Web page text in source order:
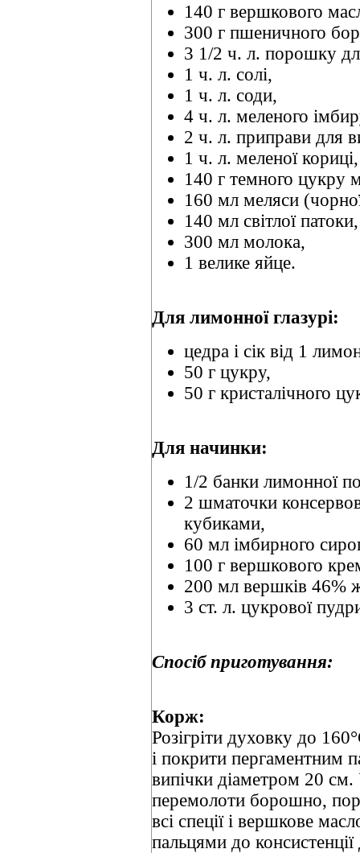
140 г вершкового
300 г пшеничного
3 1/2 ч. л. порошку
1 ч. л. солі,
1 ч. л. соди,
4 ч. л. меленого
2 ч. л. приправи для
1 ч. л. меленої кориці,
140 г темного цукру
160 мл меляси
140 мл світлої патоки,
300 мл молока,
1 велике яйце.
Для лимонної глазурі:
цедра і сік від 1
50 г цукру,
50 г кристалічного
Для начинки:
1/2 банки лимонної
2 шматочки
кубиками,
60 мл імбирного
100 г вершкового
200 мл вершків 46%
3 ст. л. цукрової
Спосіб приготування:
Корж:
Розігріти духовку до
і покрити пергаментним
випічки діаметром 20
перемолоти борошно,
всі спеції і вершкове
пальцями до